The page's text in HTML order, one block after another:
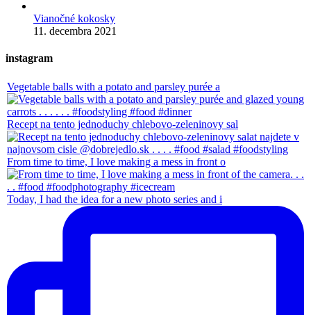
Vianočné kokosky
11. decembra 2021
instagram
Vegetable balls with a potato and parsley purée a
Recept na tento jednoduchy chlebovo-zeleninovy sal
From time to time, I love making a mess in front o
Today, I had the idea for a new photo series and i